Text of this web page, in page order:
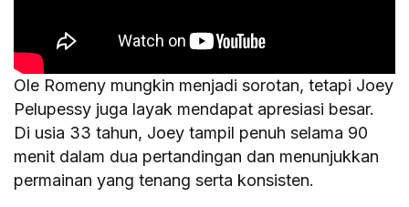
Ole Romeny mungkin menjadi sorotan, tetapi Joey
Pelupessy juga layak mendapat apresiasi besar.
Di usia 33 tahun, Joey tampil penuh selama 90
menit dalam dua pertandingan dan menunjukkan
permainan yang tenang serta konsisten.